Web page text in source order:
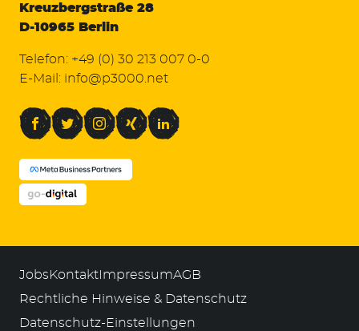
Kreuzbergstraße 28
D-10965 Berlin
Telefon: +49 (0) 30 213 007 0-0
E-Mail: info@p3000.net
FacebookTwitterInstagramXing LinkedIn
JobsKontaktImpressumAGB
Rechtliche Hinweise & Datenschutz
Datenschutz-Einstellungen